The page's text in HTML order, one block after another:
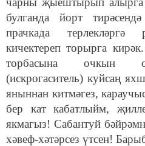
булганда йорт
прачкада
кичектереп торырга
торбасына очкын
(искрогаситель) куйсаң
яныннан китмәгез,
бер кат кабатлыйм,
якмагыз! Сабантуй
хәвеф-хәтәрсез үтсен!